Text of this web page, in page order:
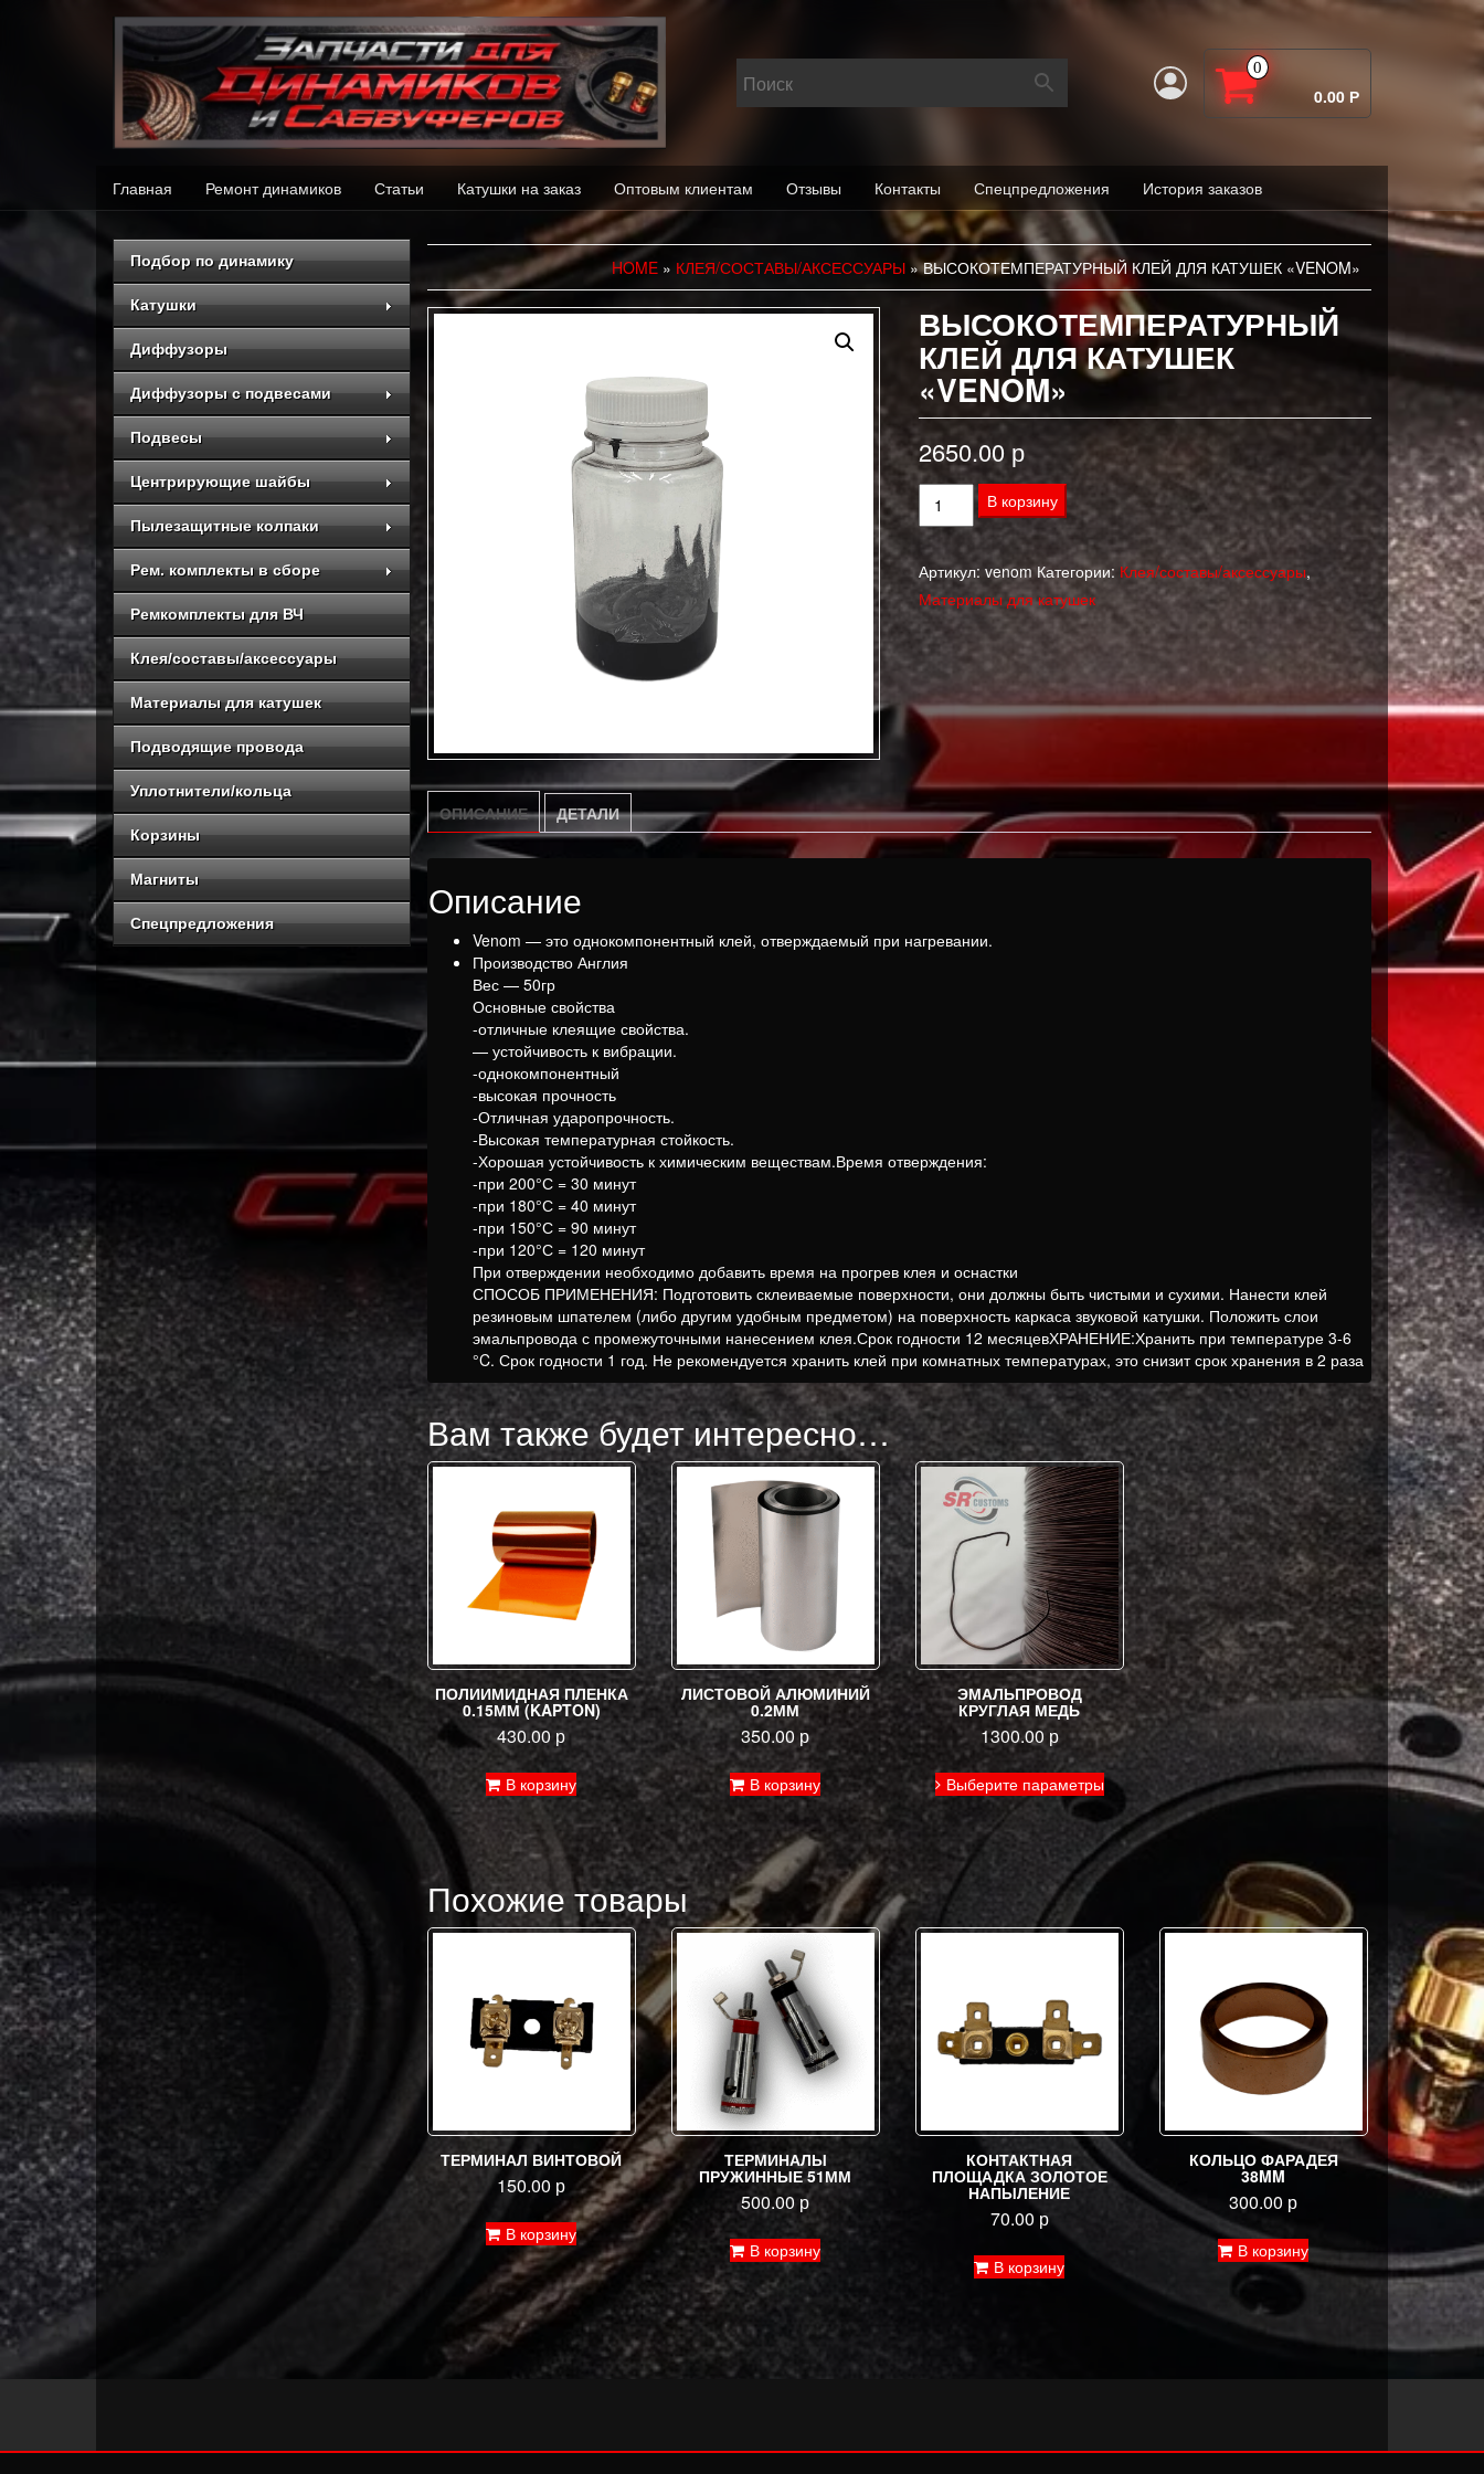
0
0.00 Р
Главная Ремонт динамиков Статьи Катушки на заказ Оптовым клиентам Отзывы Контакты Спецпредложения История заказов
Подбор по динамику
Катушки
Диффузоры
Диффузоры с подвесами
Подвесы
Центрирующие шайбы
Пылезащитные колпаки
Рем. комплекты в сборе
Ремкомплекты для ВЧ
Клея/составы/аксессуары
Материалы для катушек
Подводящие провода
Уплотнители/кольца
Корзины
Магниты
Спецпредложения
HOME » КЛЕЯ/СОСТАВЫ/АКСЕССУАРЫ » ВЫСОКОТЕМПЕРАТУРНЫЙ КЛЕЙ ДЛЯ КАТУШЕК «VENOM»
ВЫСОКОТЕМПЕРАТУРНЫЙ
КЛЕЙ ДЛЯ КАТУШЕК
«VENOM»
2650.00 р
Количество
товара
Высокотемпературный
клей
для
катушек
"Venom"
В корзину
Артикул: venom Категории: Клея/составы/аксессуары,
Материалы для катушек
ОПИСАНИЕ ДЕТАЛИ
Описание
Venom — это однокомпонентный клей, отверждаемый при нагревании.
Производство Англия
Вес — 50гр
Основные свойства
-отличные клеящие свойства.
— устойчивость к вибрации.
-однокомпонентный
-высокая прочность
-Отличная ударопрочность.
-Высокая температурная стойкость.
-Хорошая устойчивость к химическим веществам.Время отверждения:
-при 200°С = 30 минут
-при 180°С = 40 минут
-при 150°С = 90 минут
-при 120°С = 120 минут
При отверждении необходимо добавить время на прогрев клея и оснастки
СПОСОБ ПРИМЕНЕНИЯ: Подготовить склеиваемые поверхности, они должны быть чистыми и сухими. Нанести клей
резиновым шпателем (либо другим удобным предметом) на поверхность каркаса звуковой катушки. Положить слои
эмальпровода с промежуточными нанесением клея.Срок годности 12 месяцевХРАНЕНИЕ:Хранить при температуре 3-6
°C. Срок годности 1 год. Не рекомендуется хранить клей при комнатных температурах, это снизит срок хранения в 2 раза
Вам также будет интересно…
ПОЛИИМИДНАЯ ПЛЕНКА
0.15ММ (KAPTON)
430.00р
В корзину
ЛИСТОВОЙ АЛЮМИНИЙ
0.2ММ
350.00 р
В корзину
ЭМАЛЬПРОВОД
КРУГЛАЯ МЕДЬ
1300.00р
Выберите параметры
Этот
товар
имеет
несколько
вариаций.
Опции
Похожие товары
ТЕРМИНАЛ ВИНТОВОЙ
150.00 р
В корзину
ТЕРМИНАЛЫ
ПРУЖИННЫЕ 51ММ
500.00 р
В корзину
КОНТАКТНАЯ
ПЛОЩАДКА ЗОЛОТОЕ
НАПЫЛЕНИЕ
70.00 р
В корзину
КОЛЬЦО ФАРАДЕЯ
38MM
300.00 р
В корзину